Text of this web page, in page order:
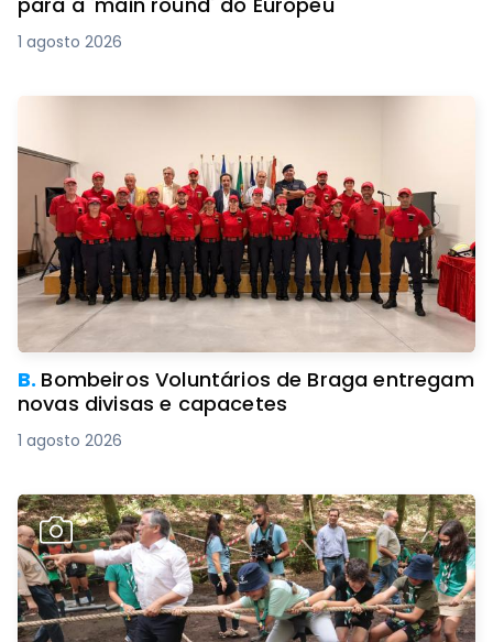
1 agosto 2026
B. Bombeiros Voluntários de Braga entregam
novas divisas e capacetes
1 agosto 2026